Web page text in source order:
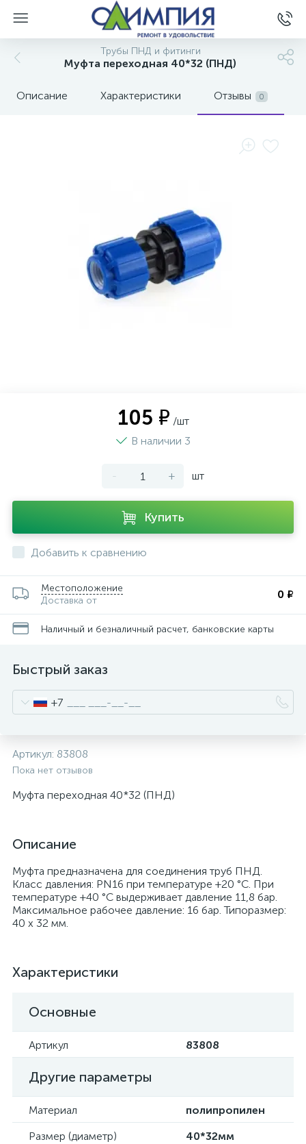
Трубы ПНД и фитинги
Муфта переходная 40*32 (ПНД)
Описание Характеристики Отзывы 0
105 ₽ /шт
В наличии 3
- + шт
Купить
Добавить к сравнению
Местоположение
Доставка от
0 ₽
Наличный и безналичный расчет, банковские карты
Быстрый заказ
+7
Артикул: 83808
Пока нет отзывов
Муфта переходная 40*32 (ПНД)
Описание
Муфта предназначена для соединения труб ПНД.
Класс давления: PN16 при температуре +20 °С. При
температуре +40 °С выдерживает давление 11,8 бар.
Максимальное рабочее давление: 16 бар. Типоразмер:
40 x 32 мм.
Характеристики
Основные
Артикул 83808
Другие параметры
Материал
полипропилен
Размер (диаметр)
40*32мм